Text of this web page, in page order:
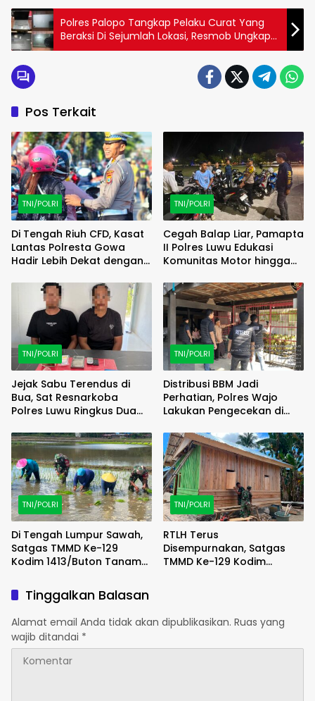
Polres Palopo Tangkap Pelaku Curat Yang
Beraksi Di Sejumlah Lokasi, Resmob Ungkap
Tiga Laporan Pencurian
Pos Terkait
TNI/POLRI
Di Tengah Riuh CFD, Kasat
Lantas Polresta Gowa
Hadir Lebih Dekat dengan
TNI/POLRI
Cegah Balap Liar, Pamapta
II Polres Luwu Edukasi
Komunitas Motor hingga
TNI/POLRI
Jejak Sabu Terendus di
Bua, Sat Resnarkoba
Polres Luwu Ringkus Dua
TNI/POLRI
Distribusi BBM Jadi
Perhatian, Polres Wajo
Lakukan Pengecekan di
TNI/POLRI
Di Tengah Lumpur Sawah,
Satgas TMMD Ke-129
Kodim 1413/Buton Tanam
Pangan Bersama Warga
TNI/POLRI
RTLH Terus
Disempurnakan, Satgas
TMMD Ke-129 Kodim
Tinggalkan Balasan
Alamat email Anda tidak akan dipublikasikan. Ruas yang
wajib ditandai *